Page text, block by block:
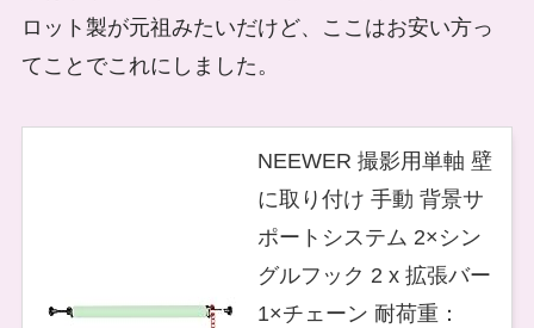
ロット製が元祖みたいだけど、ここはお安い方っ
てことでこれにしました。
NEEWER 撮影用単軸 壁
に取り付け 手動 背景サ
ポートシステム 2×シン
グルフック 2 x 拡張バー
1×チェーン 耐荷重：